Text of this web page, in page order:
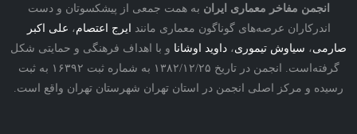
مفاخر معماری ایرانبه همت جمعی از پیشکسوتان و دست
عرصه‌های گوناگون معماری مانندایرج اعتصام،علی اکبر
،سیاوش تیموری،داوید اوشاناو با اهداف فرهنگی و حمایتی شکل
گرفته‌است. انجمن در تاریخ ۱۳۸۲/۱۲/۲۵ به شماره ثبت ۱۶۳۹۲ به ثبت
و مرکز اصلی انجمن در استان تهران شهرستان تهران واقع است.